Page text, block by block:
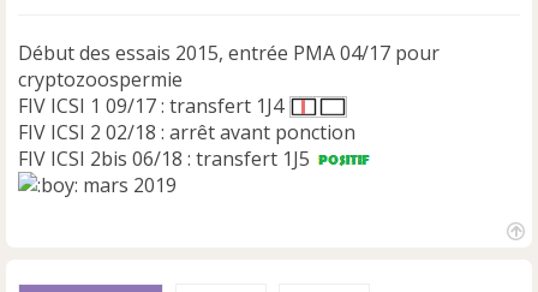
Début des essais 2015, entrée PMA 04/17 pour
cryptozoospermie
FIV ICSI 1 09/17 : transfert 1J4
FIV ICSI 2 02/18 : arrêt avant ponction
FIV ICSI 2bis 06/18 : transfert 1J5
mars 2019